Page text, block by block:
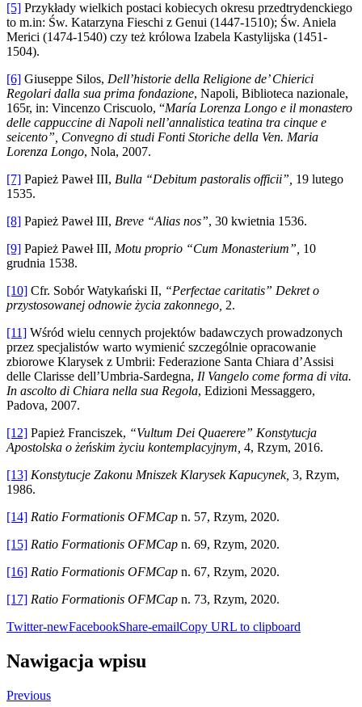
[5] Przykłady wielkich postaci kobiecych okresu przedtrydenckiego
to m.in: Św. Katarzyna Fieschi z Genui (1447-1510); Św. Aniela
Merici (1474-1540) czy też królowa Izabela Kastylijska (1451-
1504).
[6] Giuseppe Silos, Dell’historie della Religione de’ Chierici
Regolari dalla sua prima fondazione, Napoli, Biblioteca nazionale,
165r, in: Vincenzo Criscuolo, “María Lorenza Longo e il monastero
delle cappuccine di Napoli nell’annalistica teatina tra cinque e
seicento”, Convegno di studi Fonti Storiche della Ven. Maria
Lorenza Longo, Nola, 2007.
[7] Papież Paweł III, Bulla “Debitum pastoralis officii”, 19 lutego
1535.
[8] Papież Paweł III, Breve “Alias nos”, 30 kwietnia 1536.
[9] Papież Paweł III, Motu proprio “Cum Monasterium”, 10
grudnia 1538.
[10] Cfr. Sobór Watykański II, “Perfectae caritatis” Dekret o
przystosowanej odnowie życia zakonnego, 2.
[11] Wśród wielu cennych projektów badawczych prowadzonych
przez specjalistów warto wymienić szczególnie opracowanie
zbiorowe Klarysek z Umbrii: Federazione Santa Chiara d’Assisi
delle Clarisse dell’Umbria-Sardegna, Il Vangelo come forma di vita.
In ascolto di Chiara nella sua Regola, Edizioni Messaggero,
Padova, 2007.
[12] Papież Franciszek, “Vultum Dei Quaerere” Konstytucja
Apostolska o żeńskim życiu kontemplacyjnym, 4, Rzym, 2016.
[13] Konstytucje Zakonu Mniszek Klarysek Kapucynek, 3, Rzym,
1986.
[14] Ratio Formationis OFMCap n. 57, Rzym, 2020.
[15] Ratio Formationis OFMCap n. 69, Rzym, 2020.
[16] Ratio Formationis OFMCap n. 67, Rzym, 2020.
[17] Ratio Formationis OFMCap n. 73, Rzym, 2020.
Twitter-newFacebookShare-emailCopy URL to clipboard
Nawigacja wpisu
Previous